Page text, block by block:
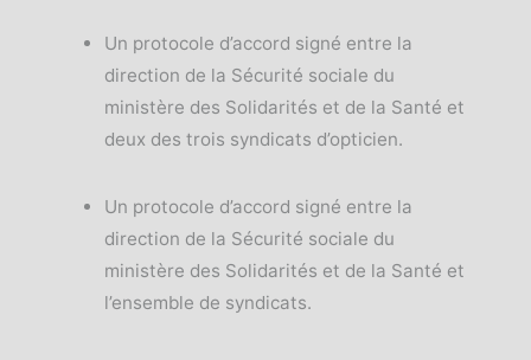
Un protocole d’accord signé entre la
direction de la Sécurité sociale du
ministère des Solidarités et de la Santé et
deux des trois syndicats d’opticien.
Un protocole d’accord signé entre la
direction de la Sécurité sociale du
ministère des Solidarités et de la Santé et
l’ensemble de syndicats.